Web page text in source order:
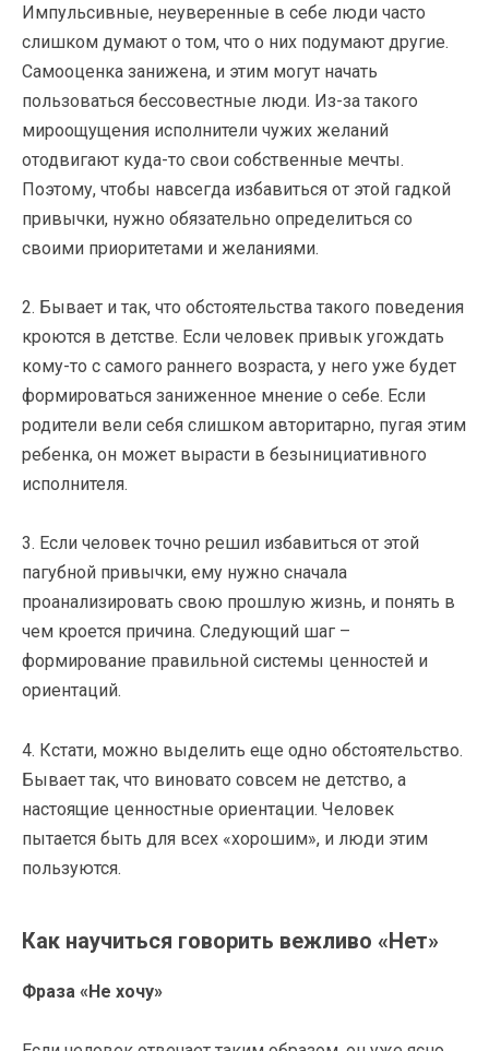
Импульсивные, неуверенные в себе люди часто
слишком думают о том, что о них подумают другие.
Самооценка занижена, и этим могут начать
пользоваться бессовестные люди. Из-за такого
мироощущения исполнители чужих желаний
отодвигают куда-то свои собственные мечты.
Поэтому, чтобы навсегда избавиться от этой гадкой
привычки, нужно обязательно определиться со
своими приоритетами и желаниями.
2. Бывает и так, что обстоятельства такого поведения
кроются в детстве. Если человек привык угождать
кому-то с самого раннего возраста, у него уже будет
формироваться заниженное мнение о себе. Если
родители вели себя слишком авторитарно, пугая этим
ребенка, он может вырасти в безынициативного
исполнителя.
3. Если человек точно решил избавиться от этой
пагубной привычки, ему нужно сначала
проанализировать свою прошлую жизнь, и понять в
чем кроется причина. Следующий шаг –
формирование правильной системы ценностей и
ориентаций.
4. Кстати, можно выделить еще одно обстоятельство.
Бывает так, что виновато совсем не детство, а
настоящие ценностные ориентации. Человек
пытается быть для всех «хорошим», и люди этим
пользуются.
Как научиться говорить вежливо «Нет»
Фраза «Не хочу»